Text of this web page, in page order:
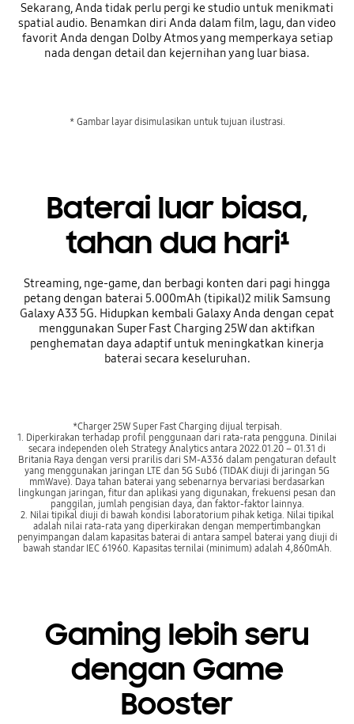
Sekarang, Anda tidak perlu pergi ke studio untuk menikmati
spatial audio. Benamkan diri Anda dalam film, lagu, dan video
favorit Anda dengan Dolby Atmos yang memperkaya setiap
nada dengan detail dan kejernihan yang luar biasa.
* Gambar layar disimulasikan untuk tujuan ilustrasi.
Baterai luar biasa,
tahan dua hari¹
Streaming, nge-game, dan berbagi konten dari pagi hingga
petang dengan baterai 5.000mAh (tipikal)2 milik Samsung
Galaxy A33 5G. Hidupkan kembali Galaxy Anda dengan cepat
menggunakan Super Fast Charging 25W dan aktifkan
penghematan daya adaptif untuk meningkatkan kinerja
baterai secara keseluruhan.
*Charger 25W Super Fast Charging dijual terpisah.
1. Diperkirakan terhadap profil penggunaan dari rata-rata pengguna. Dinilai
secara independen oleh Strategy Analytics antara 2022.01.20 – 01.31 di
Britania Raya dengan versi prarilis dari SM-A336 dalam pengaturan default
yang menggunakan jaringan LTE dan 5G Sub6 (TIDAK diuji di jaringan 5G
mmWave). Daya tahan baterai yang sebenarnya bervariasi berdasarkan
lingkungan jaringan, fitur dan aplikasi yang digunakan, frekuensi pesan dan
panggilan, jumlah pengisian daya, dan faktor-faktor lainnya.
2. Nilai tipikal diuji di bawah kondisi laboratorium pihak ketiga. Nilai tipikal
adalah nilai rata-rata yang diperkirakan dengan mempertimbangkan
penyimpangan dalam kapasitas baterai di antara sampel baterai yang diuji di
bawah standar IEC 61960. Kapasitas ternilai (minimum) adalah 4,860mAh.
Gaming lebih seru
dengan Game
Booster